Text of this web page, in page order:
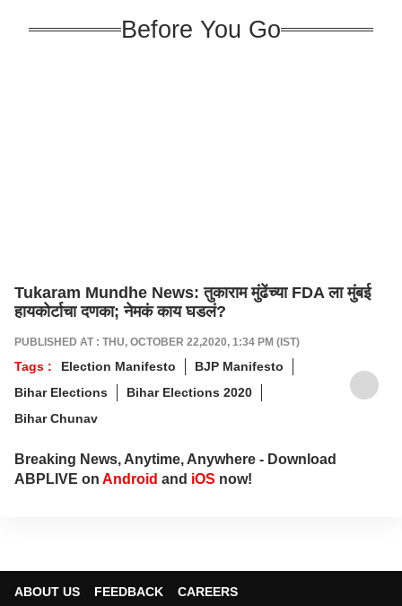
Before You Go
Tukaram Mundhe News: तुकाराम मुंढेंच्या FDA ला मुंबई
हायकोर्टाचा दणका; नेमकं काय घडलं?
PUBLISHED AT : THU, OCTOBER 22,2020, 1:34 PM (IST)
Tags : Election Manifesto
BJP Manifesto
Bihar Elections
Bihar Elections 2020
Bihar Chunav
Breaking News, Anytime, Anywhere - Download
ABPLIVE on Android and iOS now!
ABOUT US FEEDBACK CAREERS